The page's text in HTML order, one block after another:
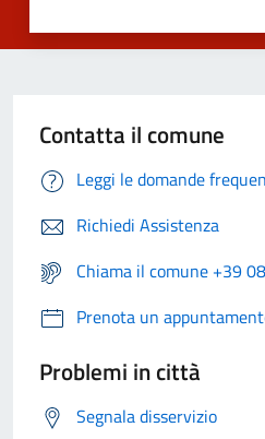
Contatta il comune
Leggi le domande
Richiedi Assistenza
Chiama il comune +39
Prenota un
Problemi in città
Segnala disservizio